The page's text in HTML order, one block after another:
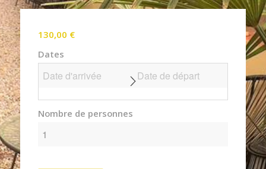
130,00 €
Dates
Nombre de personnes